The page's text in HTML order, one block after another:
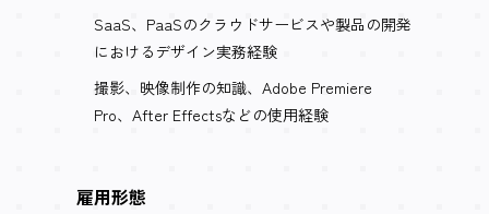
SaaS、PaaSのクラウドサービスや製品の開発
におけるデザイン実務経験
撮影、映像制作の知識、Adobe Premiere
Pro、After Effectsなどの使用経験
雇用形態